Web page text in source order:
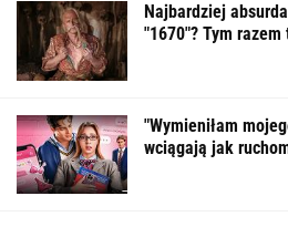
Najbardziej
"1670"? Tym
"Wymieniłam
wciągają jak